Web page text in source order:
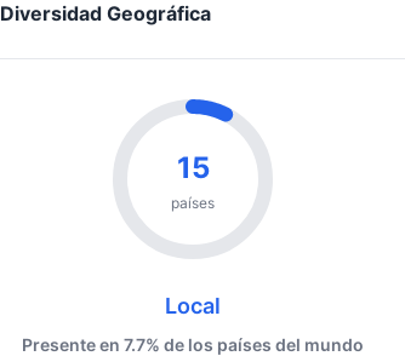
Diversidad Geográfica
15
países
Local
Presente en 7.7% de los países del mundo